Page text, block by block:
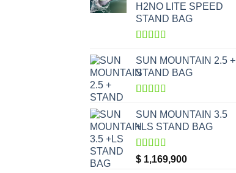
H2NO LITE SPEED
STAND BAG
con5.00de
5
SUN MOUNTAIN 2.5 +
STAND BAG
con5.00de
5
SUN MOUNTAIN 3.5
+LS STAND BAG
Valorado
con
5.00de
$ 1,169,900